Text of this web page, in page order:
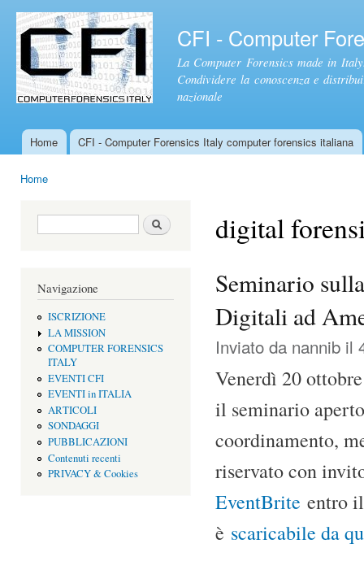
CFI - Computer
La Computer Forensics made in
Condividere la conoscenza e
nazionale
Menu principale
Home CFI - Computer Forensics Italy computer forensics italiana
Home
Form di ricerca Cerca
Navigazione
ISCRIZIONE
LA MISSION
COMPUTER FORENSICS
ITALY
EVENTI CFI
EVENTI in ITALIA
ARTICOLI
SONDAGGI
PUBBLICAZIONI
Contenuti recenti
PRIVACY & Cookies
digital
Seminario
Digitali ad
Inviato da nannib il
Venerdì 20
il seminario
coordinamento,
riservato con
EventBrite entro
è scaricabile da